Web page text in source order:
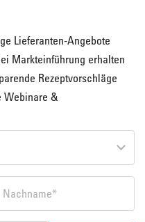
Lieferanten-Angebote
Markteinführung erhalten
Rezeptvorschläge
Webinare &